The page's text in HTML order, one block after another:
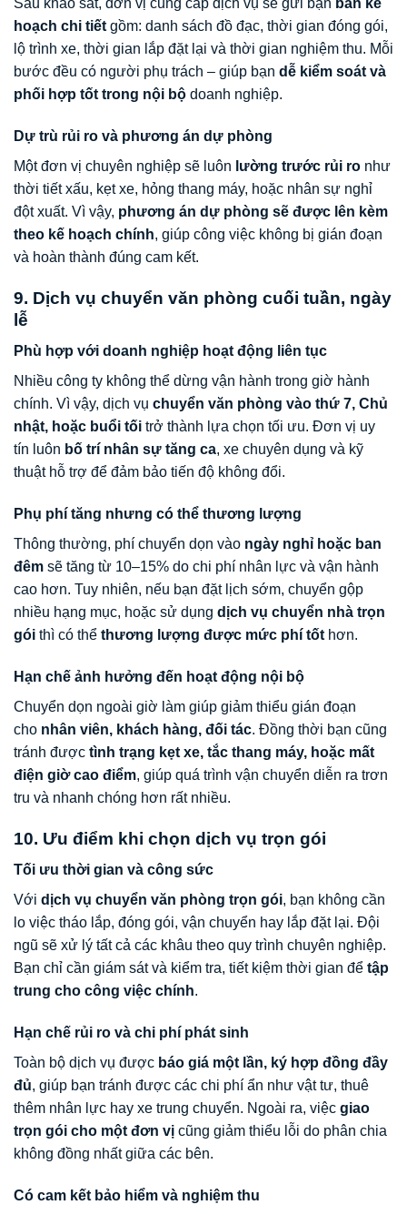
Sau khảo sát, đơn vị cung cấp dịch vụ sẽ gửi bạn bản kế
hoạch chi tiết gồm: danh sách đồ đạc, thời gian đóng gói,
lộ trình xe, thời gian lắp đặt lại và thời gian nghiệm thu. Mỗi
bước đều có người phụ trách – giúp bạn dễ kiểm soát và
phối hợp tốt trong nội bộ doanh nghiệp.
Dự trù rủi ro và phương án dự phòng
Một đơn vị chuyên nghiệp sẽ luôn lường trước rủi ro như
thời tiết xấu, kẹt xe, hỏng thang máy, hoặc nhân sự nghỉ
đột xuất. Vì vậy, phương án dự phòng sẽ được lên kèm
theo kế hoạch chính, giúp công việc không bị gián đoạn
và hoàn thành đúng cam kết.
9. Dịch vụ chuyển văn phòng cuối tuần, ngày
lễ
Phù hợp với doanh nghiệp hoạt động liên tục
Nhiều công ty không thể dừng vận hành trong giờ hành
chính. Vì vậy, dịch vụ chuyển văn phòng vào thứ 7, Chủ
nhật, hoặc buổi tối trở thành lựa chọn tối ưu. Đơn vị uy
tín luôn bố trí nhân sự tăng ca, xe chuyên dụng và kỹ
thuật hỗ trợ để đảm bảo tiến độ không đổi.
Phụ phí tăng nhưng có thể thương lượng
Thông thường, phí chuyển dọn vào ngày nghỉ hoặc ban
đêm sẽ tăng từ 10–15% do chi phí nhân lực và vận hành
cao hơn. Tuy nhiên, nếu bạn đặt lịch sớm, chuyển gộp
nhiều hạng mục, hoặc sử dụng dịch vụ chuyển nhà trọn
gói thì có thể thương lượng được mức phí tốt hơn.
Hạn chế ảnh hưởng đến hoạt động nội bộ
Chuyển dọn ngoài giờ làm giúp giảm thiểu gián đoạn
cho nhân viên, khách hàng, đối tác. Đồng thời bạn cũng
tránh được tình trạng kẹt xe, tắc thang máy, hoặc mất
điện giờ cao điểm, giúp quá trình vận chuyển diễn ra trơn
tru và nhanh chóng hơn rất nhiều.
10. Ưu điểm khi chọn dịch vụ trọn gói
Tối ưu thời gian và công sức
Với dịch vụ chuyển văn phòng trọn gói, bạn không cần
lo việc tháo lắp, đóng gói, vận chuyển hay lắp đặt lại. Đội
ngũ sẽ xử lý tất cả các khâu theo quy trình chuyên nghiệp.
Bạn chỉ cần giám sát và kiểm tra, tiết kiệm thời gian để tập
trung cho công việc chính.
Hạn chế rủi ro và chi phí phát sinh
Toàn bộ dịch vụ được báo giá một lần, ký hợp đồng đầy
đủ, giúp bạn tránh được các chi phí ẩn như vật tư, thuê
thêm nhân lực hay xe trung chuyển. Ngoài ra, việc giao
trọn gói cho một đơn vị cũng giảm thiểu lỗi do phân chia
không đồng nhất giữa các bên.
Có cam kết bảo hiểm và nghiệm thu